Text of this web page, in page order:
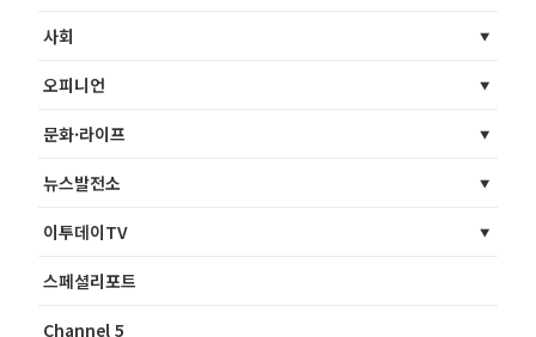
사회
오피니언
문화·라이프
뉴스발전소
이투데이TV
스페셜리포트
Channel 5